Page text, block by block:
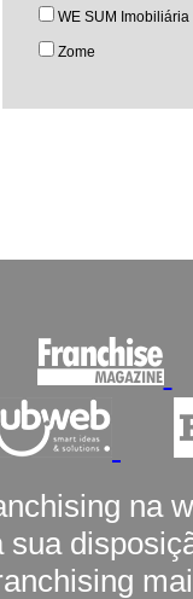
WE SUM Imobiliária
Zome
na